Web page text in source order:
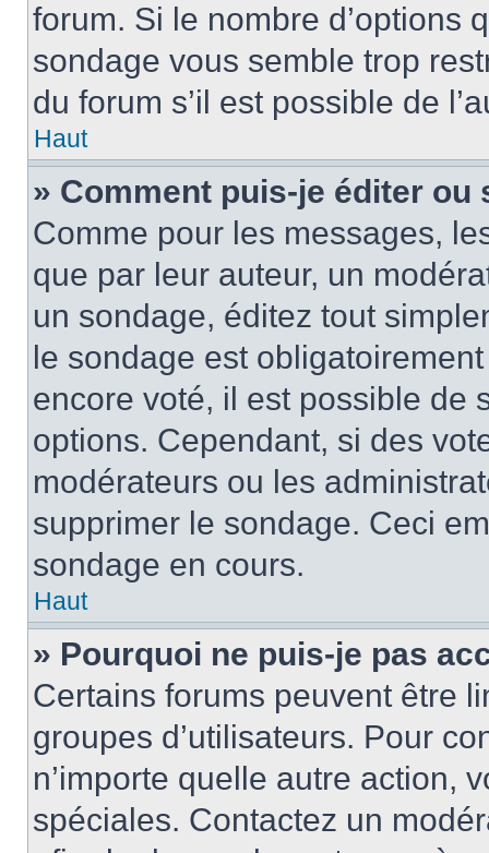
forum. Si le nombre d’options
sondage vous semble trop
du forum s’il est possible de
Haut
» Comment puis-je éditer ou
Comme pour les messages,
que par leur auteur, un
un sondage, éditez tout
le sondage est
encore voté, il est possible de
options. Cependant, si des
modérateurs ou les
supprimer le sondage. Ceci
sondage en cours.
Haut
» Pourquoi ne puis-je pas
Certains forums peuvent être
groupes d’utilisateurs. Pour
n’importe quelle autre action,
spéciales. Contactez un